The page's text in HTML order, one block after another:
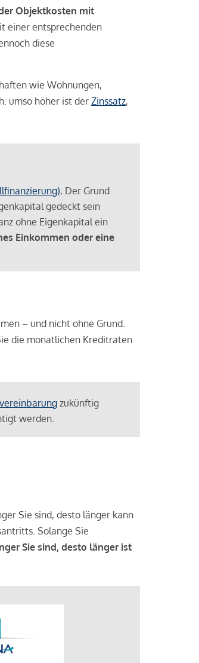
Objektkosten mit
einer entsprechenden
diese
wie Wohnungen,
umso höher ist derZinssatz,
. Der Grund
gedeckt sein
ohne Eigenkapital ein
Einkommen oder eine
– und nicht ohne Grund.
die monatlichen Kreditraten
zukünftig
werden.
Sie sind, desto länger kann
Solange Sie
Sie sind, desto länger ist